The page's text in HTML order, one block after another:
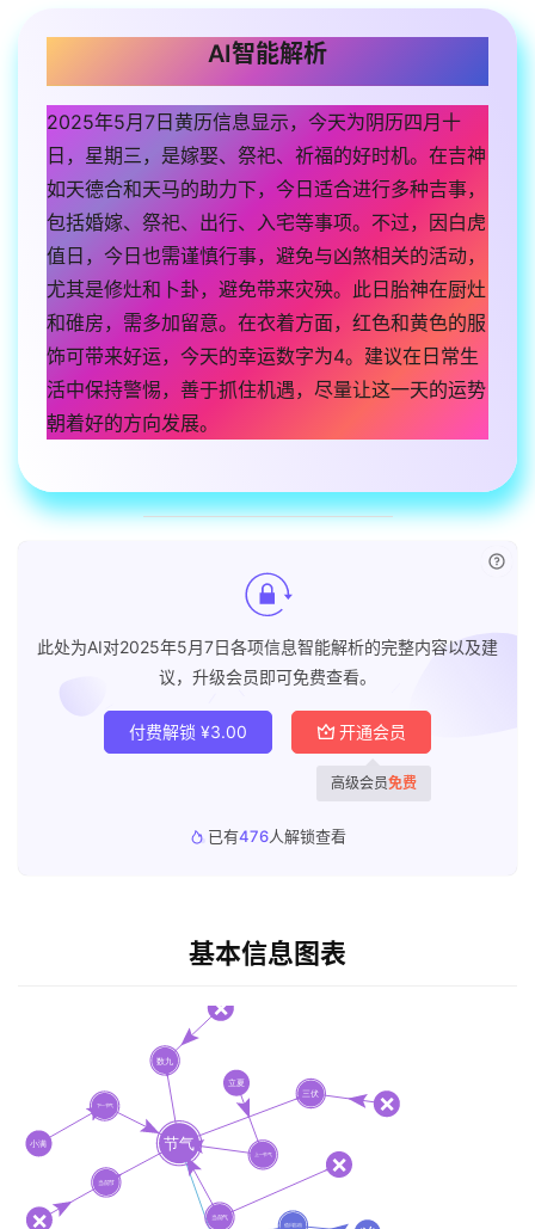
AI智能解析
2025年5月7日黄历信息显示，今天为阴历四月十
日，星期三，是嫁娶、祭祀、祈福的好时机。在吉神
如天德合和天马的助力下，今日适合进行多种吉事，
包括婚嫁、祭祀、出行、入宅等事项。不过，因白虎
值日，今日也需谨慎行事，避免与凶煞相关的活动，
尤其是修灶和卜卦，避免带来灾殃。此日胎神在厨灶
和碓房，需多加留意。在衣着方面，红色和黄色的服
饰可带来好运，今天的幸运数字为4。建议在日常生
活中保持警惕，善于抓住机遇，尽量让这一天的运势
朝着好的方向发展。
此处为AI对2025年5月7日各项信息智能解析的完整内容以及建
议，升级会员即可免费查看。
付费解锁 ¥3.00 开通会员
高级会员免费
已有476人解锁查看
基本信息图表